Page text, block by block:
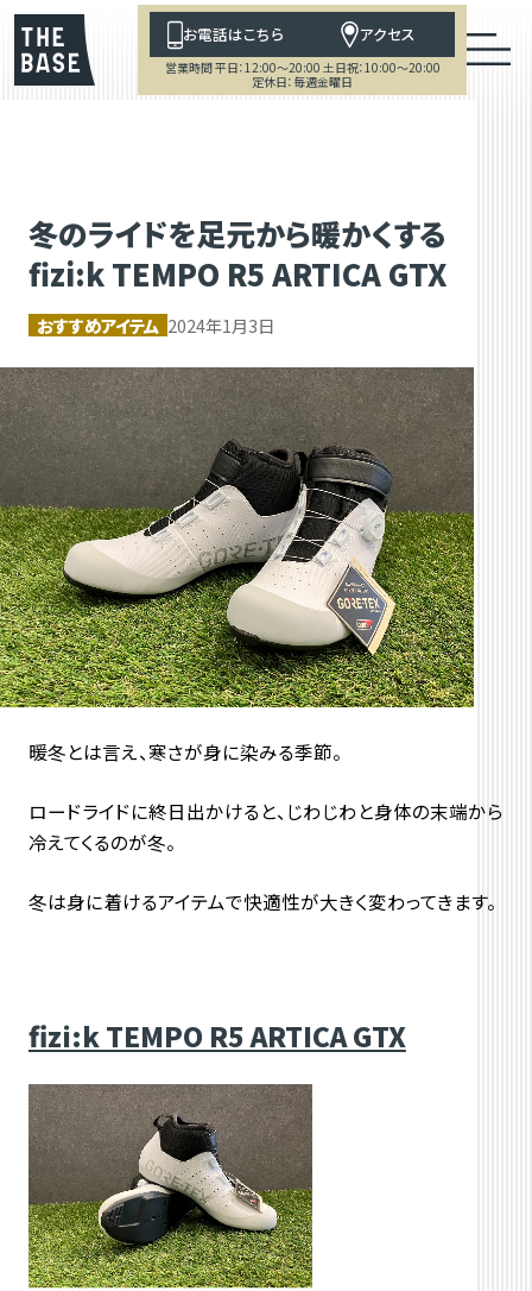
お電話はこちら アクセス
営業時間 平日：12:00～20:00 土日祝：10:00～20:00
定休日：毎週金曜日
冬のライドを足元から暖かくする
fizi:k TEMPO R5 ARTICA GTX
おすすめアイテム 2024年1月3日
暖冬とは言え、寒さが身に染みる季節。
ロードライドに終日出かけると、じわじわと身体の末端から
冷えてくるのが冬。
冬は身に着けるアイテムで快適性が大きく変わってきます。
fizi:k TEMPO R5 ARTICA GTX